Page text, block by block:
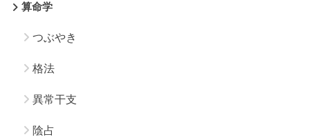
算命学
つぶやき
格法
異常干支
陰占